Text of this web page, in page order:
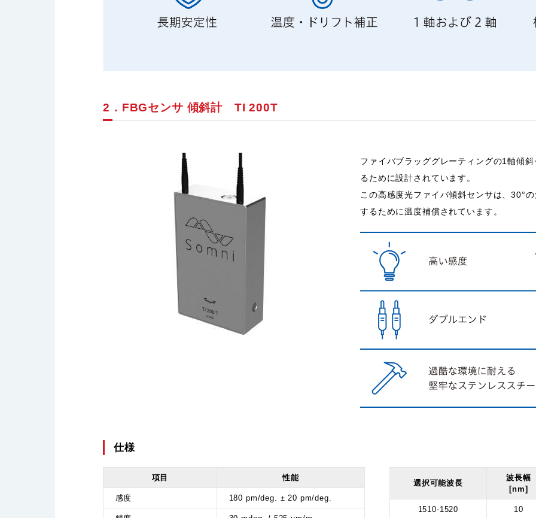
2．FBGセンサ 傾斜計 TI 200T
ファイバブラッググレーティングの1軸傾
るために設計されています。
この高感度光ファイバ傾斜センサは、30°
するために温度補償されています。
仕様
項目 性能
感度 180 pm/deg. ± 20 pm/deg.
選択可能波長
波長幅
[nm]
1510-1520 10